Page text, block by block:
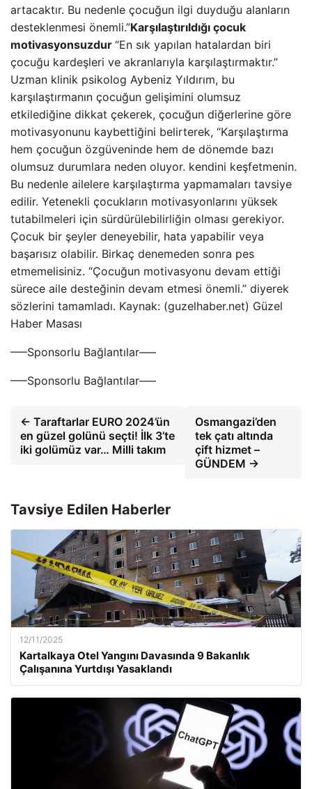
artacaktır. Bu nedenle çocuğun ilgi duyduğu alanların
desteklenmesi önemli.”Karşılaştırıldığı çocuk
motivasyonsuzdur “En sık yapılan hatalardan biri
çocuğu kardeşleri ve akranlarıyla karşılaştırmaktır.”
Uzman klinik psikolog Aybeniz Yıldırım, bu
karşılaştırmanın çocuğun gelişimini olumsuz
etkilediğine dikkat çekerek, çocuğun diğerlerine göre
motivasyonunu kaybettiğini belirterek, “Karşılaştırma
hem çocuğun özgüveninde hem de dönemde bazı
olumsuz durumlara neden oluyor. kendini keşfetmenin.
Bu nedenle ailelere karşılaştırma yapmamaları tavsiye
edilir. Yetenekli çocukların motivasyonlarını yüksek
tutabilmeleri için sürdürülebilirliğin olması gerekiyor.
Çocuk bir şeyler deneyebilir, hata yapabilir veya
başarısız olabilir. Birkaç denemeden sonra pes
etmemelisiniz. “Çocuğun motivasyonu devam ettiği
sürece aile desteğinin devam etmesi önemli.” diyerek
sözlerini tamamladı. Kaynak: (guzelhaber.net) Güzel
Haber Masası
—–Sponsorlu Bağlantılar—–
—–Sponsorlu Bağlantılar—–
← Taraftarlar EURO 2024’ün
en güzel golünü seçti! İlk 3’te
iki golümüz var… Milli takım
Osmangazi’den
tek çatı altında
çift hizmet –
GÜNDEM →
Tavsiye Edilen Haberler
12/11/2025
Kartalkaya Otel Yangını Davasında 9 Bakanlık
Çalışanına Yurtdışı Yasaklandı